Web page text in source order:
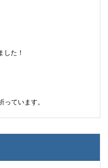
した！
ています。